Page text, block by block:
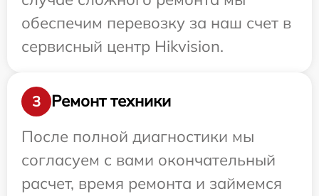
обеспечим перевозку за наш счет в
сервисный центр Hikvision.
3
Ремонт техники
После полной диагностики мы
согласуем с вами окончательный
расчет, время ремонта и займемся